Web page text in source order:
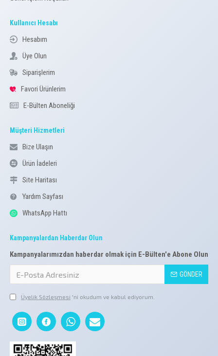
Kullanıcı Hesabı
Hesabım
Üye Olun
Siparişlerim
Favori Ürünlerim
E-Bülten Aboneliği
Müşteri Hizmetleri
Bize Ulaşın
Ürün İadeleri
Site Haritası
Yardım Sayfası
WhatsApp Hattı
Kampanyalardan Haberdar Olun
Kampanyalarımızdan haberdar olmak için E-Bülten'e Abone Olun
GÖNDER
Üyelik Sözleşmesi 'ni okudum ve kabul ediyorum.